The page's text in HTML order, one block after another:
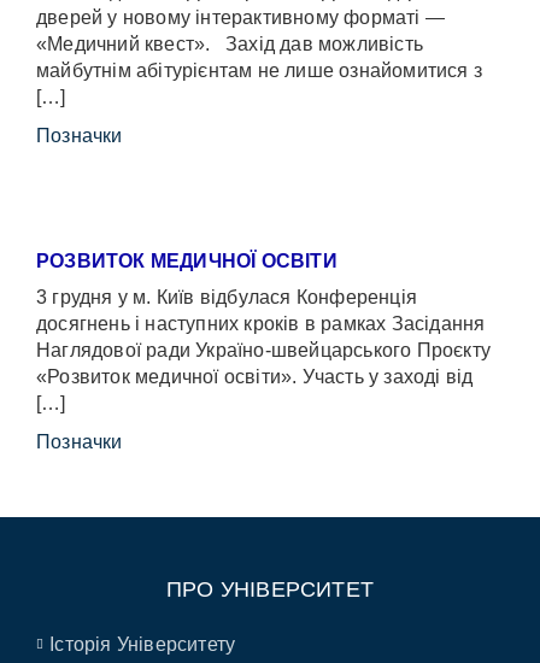
дверей у новому інтерактивному форматі —
«Медичний квест». Захід дав можливість
майбутнім абітурієнтам не лише ознайомитися з
[…]
Позначки
РОЗВИТОК МЕДИЧНОЇ ОСВІТИ
3 грудня у м. Київ відбулася Конференція
досягнень і наступних кроків в рамках Засідання
Наглядової ради Україно-швейцарського Проєкту
«Розвиток медичної освіти». Участь у заході від
[…]
Позначки
ПРО УНІВЕРСИТЕТ
Історія Університету